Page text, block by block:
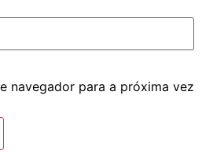
navegador para a próxima vez